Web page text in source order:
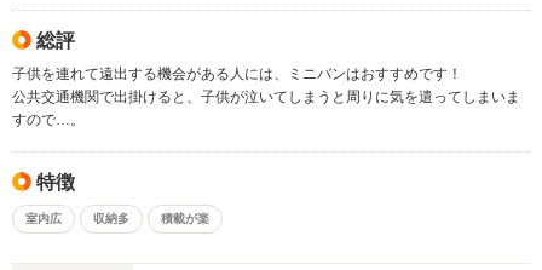
総評
子供を連れて遠出する機会がある人には、ミニバンはおすすめです！
公共交通機関で出掛けると、子供が泣いてしまうと周りに気を遣ってしまいま
すので…。
特徴
室内広 収納多 積載が楽